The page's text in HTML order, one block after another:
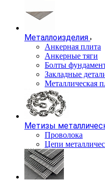
Металлоизделия
Анкерная плита
Анкерные тяги
Болты
Закладные
Металлическая
Метизы
Проволока
Цепи